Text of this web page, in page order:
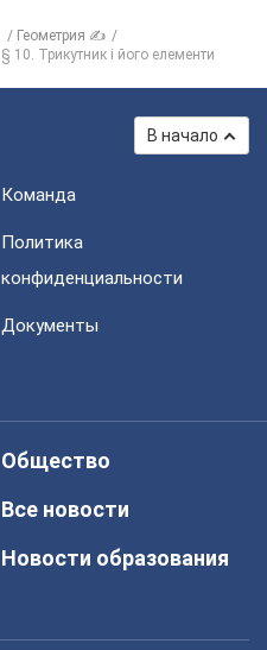
Геометрия ✍
§ 10. Трикутник і його елементи
В начало
Команда
Политика
конфиденциальности
Документы
Общество
Все новости
Новости образования